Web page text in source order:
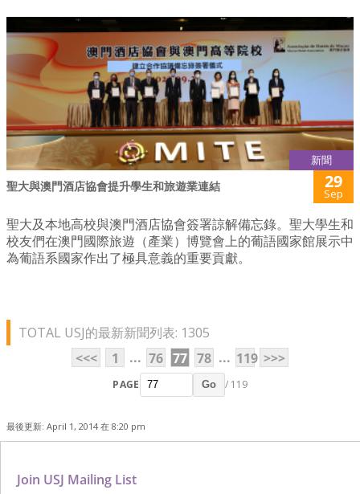
新聞
聖大與澳門酒店協會提升學生和旅遊業連結 29
Sep
聖大及本地高校與澳門酒店協會簽署諒解備忘錄。聖大學生和
校友們在澳門國際旅遊（產業）博覽會上的葡語國家館展示中
為葡語系國家作出了極具意義的重要貢獻。
TOTAL USJ的最新新聞列表: 1305
<<<
1 ... 76 77 78 ... 119 >>>
PAGE Go / 119
最後更新: April 1, 2014 在 8:20 pm
Join USJ Mailing List